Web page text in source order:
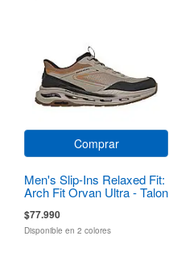
Comprar
Men's Slip-Ins Relaxed Fit:
Arch Fit Orvan Ultra - Talon
$77.990
Disponible en 2 colores